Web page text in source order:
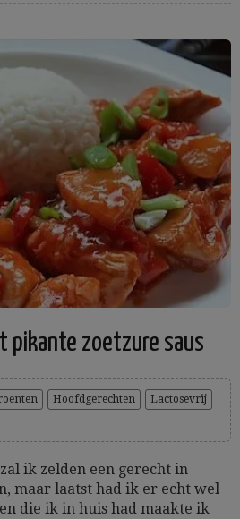
pikante zoetzure saus
Hoofdgerechten
Lactosevrij
ik zelden een gerecht in
maar laatst had ik er echt wel
die ik in huis had maakte ik